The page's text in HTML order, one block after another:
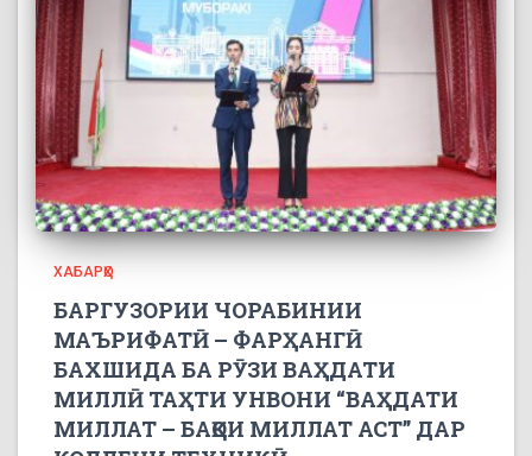
ХАБАРҲО
БАРГУЗОРИИ ЧОРАБИНИИ
МАЪРИФАТӢ – ФАРҲАНГӢ
БАХШИДА БА РӮЗИ ВАҲДАТИ
МИЛЛӢ ТАҲТИ УНВОНИ “ВАҲДАТИ
МИЛЛАТ – БАҚОИ МИЛЛАТ АСТ” ДАР